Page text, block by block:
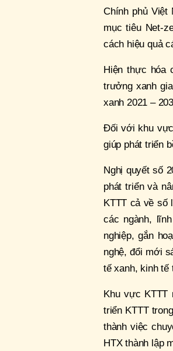
Chính phủ Việt
mục tiêu Net-
cách hiệu quả
Hiện thực hóa
trưởng xanh
xanh 2021 –
Đối với khu vực
giúp phát triển
Nghị quyết số
phát triển và
KTTT cả về số
các ngành,
nghiệp, gắn
nghệ, đổi mới
tế xanh, kinh
Khu vực KTTT
triển KTTT
thành việc
HTX thành lập